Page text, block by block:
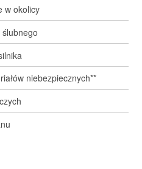
w okolicy
niebezpiecznych**